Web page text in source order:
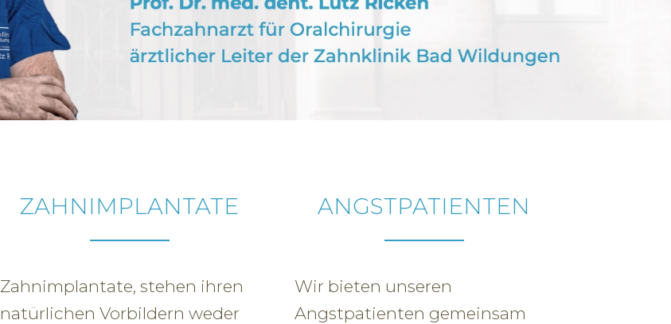
ZAHNIMPLANTATE
Zahnimplantate, stehen ihren
natürlichen Vorbildern weder
ANGSTPATIENTEN
Wir bieten unseren
Angstpatienten gemeinsam